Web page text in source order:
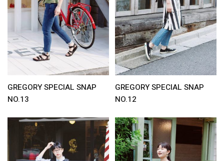
GREGORY SPECIAL SNAP
NO.13
GREGORY SPECIAL SNAP
NO.12